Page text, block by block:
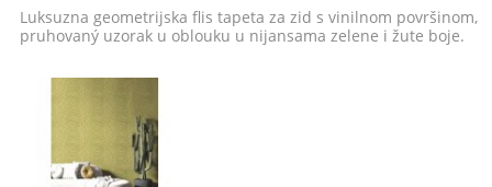
Luksuzna geometrijska flis tapeta za zid s vinilnom površinom,
pruhovaný uzorak u oblouku u nijansama zelene i žute boje.